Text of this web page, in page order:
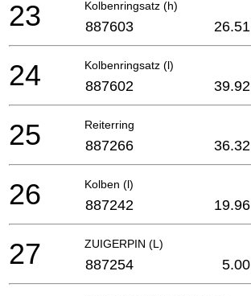
Kolbenringsatz (h)
23 887603 26.51
Kolbenringsatz (l)
24 887602 39.92
Reiterring
25 887266 36.32
Kolben (l)
26 887242 19.96
ZUIGERPIN (L)
27 887254 5.00